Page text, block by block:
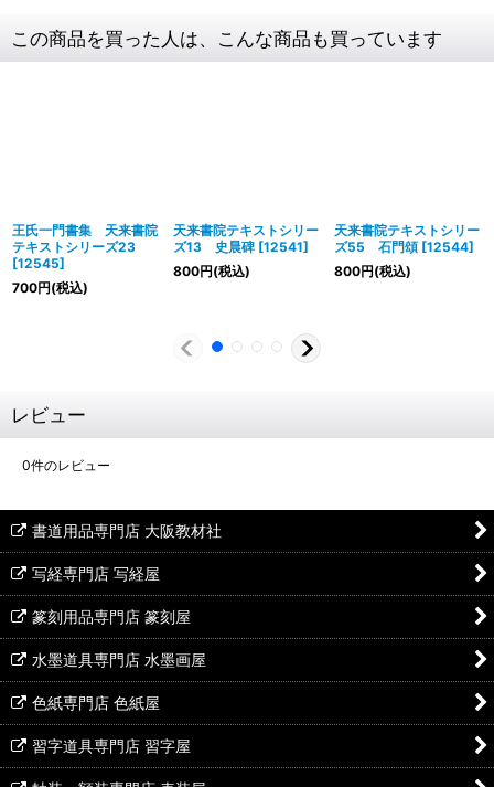
この商品を買った人は、こんな商品も買っています
王氏一門書集 天来書院
テキストシリーズ23
[12545]
700円(税込)
天来書院テキストシリー
ズ13 史晨碑 [12541]
800円(税込)
天来書院テキストシリー
ズ55 石門頌 [12544]
800円(税込)
レビュー
0件のレビュー
書道用品専門店 大阪教材社
写経専門店 写経屋
篆刻用品専門店 篆刻屋
水墨道具専門店 水墨画屋
色紙専門店 色紙屋
習字道具専門店 習字屋